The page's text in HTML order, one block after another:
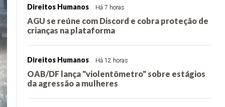
Direitos Humanos Há 7 horas
AGU se reúne com Discord e cobra proteção de
crianças na plataforma
Direitos Humanos Há 12 horas
OAB/DF lança "violentômetro" sobre estágios
da agressão a mulheres